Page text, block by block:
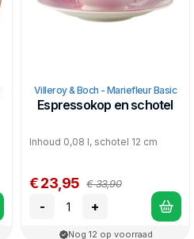
Villeroy & Boch - Mariefleur Basic
Espressokop en schotel
Inhoud 0,08 l, schotel 12 cm
€ 23,95 € 33,90
- +
Nog 12 op voorraad